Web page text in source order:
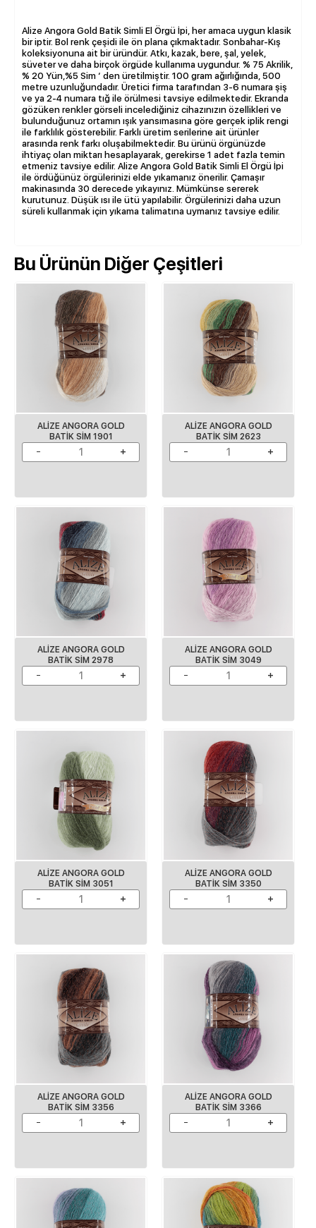
Alize Angora Gold Batik Simli El Örgü İpi, her amaca uygun klasik
bir iptir. Bol renk çeşidi ile ön plana çıkmaktadır. Sonbahar-Kış
koleksiyonuna ait bir üründür. Atkı, kazak, bere, şal, yelek,
süveter ve daha birçok örgüde kullanıma uygundur. % 75 Akrilik,
% 20 Yün,%5 Sim ‘ den üretilmiştir. 100 gram ağırlığında, 500
metre uzunluğundadır. Üretici firma tarafından 3-6 numara şiş
ve ya 2-4 numara tığ ile örülmesi tavsiye edilmektedir. Ekranda
gözüken renkler görseli incelediğiniz cihazınızın özellikleri ve
bulunduğunuz ortamın ışık yansımasına göre gerçek iplik rengi
ile farklılık gösterebilir. Farklı üretim serilerine ait ürünler
arasında renk farkı oluşabilmektedir. Bu ürünü örgünüzde
ihtiyaç olan miktarı hesaplayarak, gerekirse 1 adet fazla temin
etmeniz tavsiye edilir. Alize Angora Gold Batik Simli El Örgü İpi
ile ördüğünüz örgülerinizi elde yıkamanız önerilir. Çamaşır
makinasında 30 derecede yıkayınız. Mümkünse sererek
kurutunuz. Düşük ısı ile ütü yapılabilir. Örgülerinizi daha uzun
süreli kullanmak için yıkama talimatına uymanız tavsiye edilir.
Bu Ürünün Diğer Çeşitleri
ALİZE ANGORA GOLD
BATİK SİM 1901
ALİZE ANGORA GOLD
BATİK SİM 2623
ALİZE ANGORA GOLD
BATİK SİM 2978
ALİZE ANGORA GOLD
BATİK SİM 3049
ALİZE ANGORA GOLD
BATİK SİM 3051
ALİZE ANGORA GOLD
BATİK SİM 3350
ALİZE ANGORA GOLD
BATİK SİM 3356
ALİZE ANGORA GOLD
BATİK SİM 3366